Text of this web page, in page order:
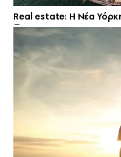
Real estate: H Νέα